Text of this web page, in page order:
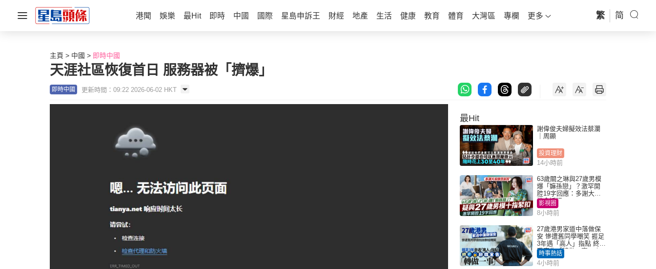
港聞 娛樂 最Hit 即時 中國 國際 星島申訴王 財經 地產 生活 健康 教育 體育 大灣區 專欄 更多 繁 简
主頁 中國 即時中國
天涯社區恢復首日 服務器被「擠爆」
即時中國 更新時間：09:22 2026-06-02 HKT
最Hit
謝偉俊夫婦擬效法蔡瀾
｜周顯
投資理財
14小時前
63歲關之琳與27歲男模
爆「嫲孫戀」？激罕開
腔19字回應：多謝大家
掛念近況
影視圈
8小時前
27歲港男家道中落做保
安 慘遭舊同學嘲笑 捱足
3年遇「高人」指點 終辭
職宣告「轉做一事」｜
Juicy叮
時事熱話
4小時前